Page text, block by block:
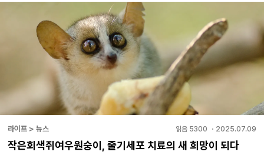
라이프 > 뉴스 읽음 5300 ・ 2025.07.09
작은회색쥐여우원숭이, 줄기세포 치료의 새 희망이 되다